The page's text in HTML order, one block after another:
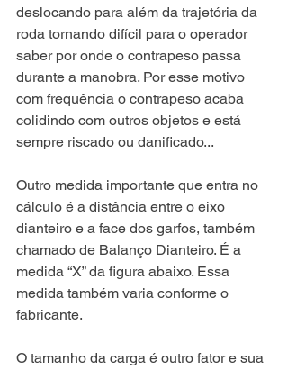
deslocando para além da trajetória da
roda tornando difícil para o operador
saber por onde o contrapeso passa
durante a manobra. Por esse motivo
com frequência o contrapeso acaba
colidindo com outros objetos e está
sempre riscado ou danificado...
Outro medida importante que entra no
cálculo é a distância entre o eixo
dianteiro e a face dos garfos, também
chamado de Balanço Dianteiro. É a
medida “X” da figura abaixo. Essa
medida também varia conforme o
fabricante.
O tamanho da carga é outro fator e sua